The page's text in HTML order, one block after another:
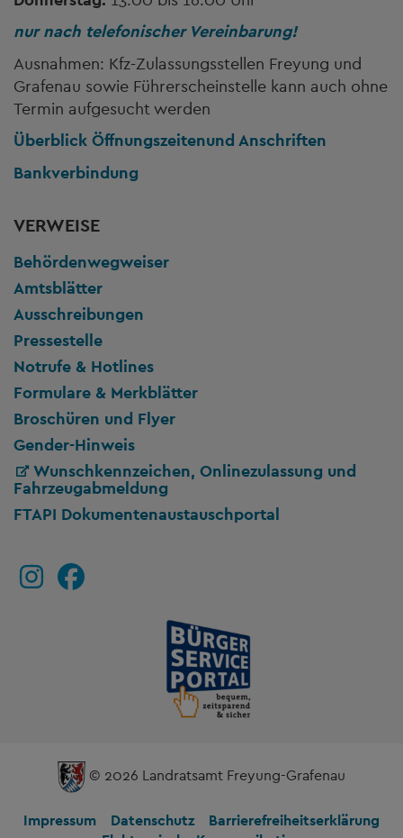
nur nach telefonischer Vereinbarung!
Ausnahmen: Kfz-Zulassungsstellen Freyung und
Grafenau sowie Führerscheinstelle kann auch ohne
Termin aufgesucht werden
Überblick Öffnungszeitenund Anschriften
Bankverbindung
VERWEISE
Behördenwegweiser
Amtsblätter
Ausschreibungen
Pressestelle
Notrufe & Hotlines
Formulare & Merkblätter
Broschüren und Flyer
Gender-Hinweis
Wunschkennzeichen, Onlinezulassung und
Fahrzeugabmeldung
FTAPI Dokumentenaustauschportal
© 2026 Landratsamt Freyung-Grafenau
Impressum Datenschutz
Barrierefreiheitserklärung